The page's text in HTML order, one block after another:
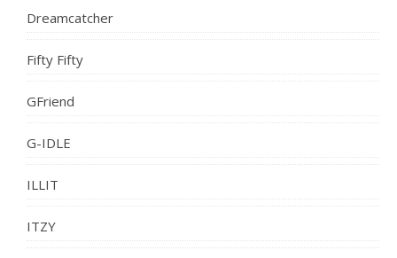
Dreamcatcher
Fifty Fifty
GFriend
G-IDLE
ILLIT
ITZY